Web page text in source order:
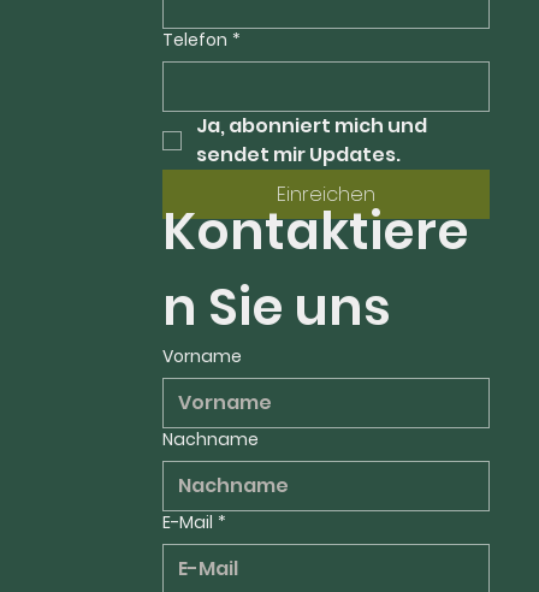
Telefon *
Ja, abonniert mich und
sendet mir Updates.
Einreichen
Kontaktiere
n Sie uns
Vorname
Nachname
E-Mail *